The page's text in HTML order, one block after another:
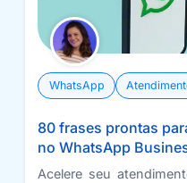
WhatsApp
80 frases prontas
no WhatsApp
Acelere seu